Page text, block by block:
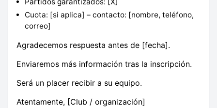
Cuota: [si aplica] – contacto: [nombre, teléfono,
correo]
Agradecemos respuesta antes de [fecha].
Enviaremos más información tras la inscripción.
Será un placer recibir a su equipo.
Atentamente, [Club / organización]